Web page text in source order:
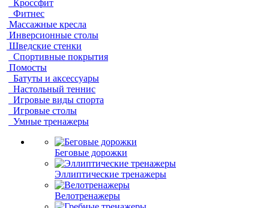
Кроссфит
Фитнес
Массажные кресла
Инверсионные столы
Шведские стенки
Спортивные покрытия
Помосты
Батуты и аксессуары
Настольный теннис
Игровые виды спорта
Игровые столы
Умные тренажеры
Беговые дорожки
Эллиптические тренажеры
Велотренажеры